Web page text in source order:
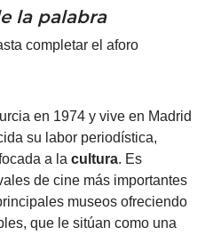
la palabra
completar el aforo
en 1974 y vive en Madrid
su labor periodística,
a la cultura. Es
de cine más importantes
museos ofreciendo
que le sitúan como una